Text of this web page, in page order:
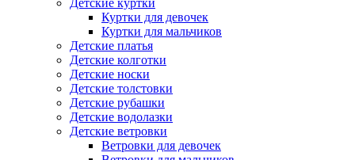
Детские куртки
Куртки для девочек
Куртки для мальчиков
Детские платья
Детские колготки
Детские носки
Детские толстовки
Детские рубашки
Детские водолазки
Детские ветровки
Ветровки для девочек